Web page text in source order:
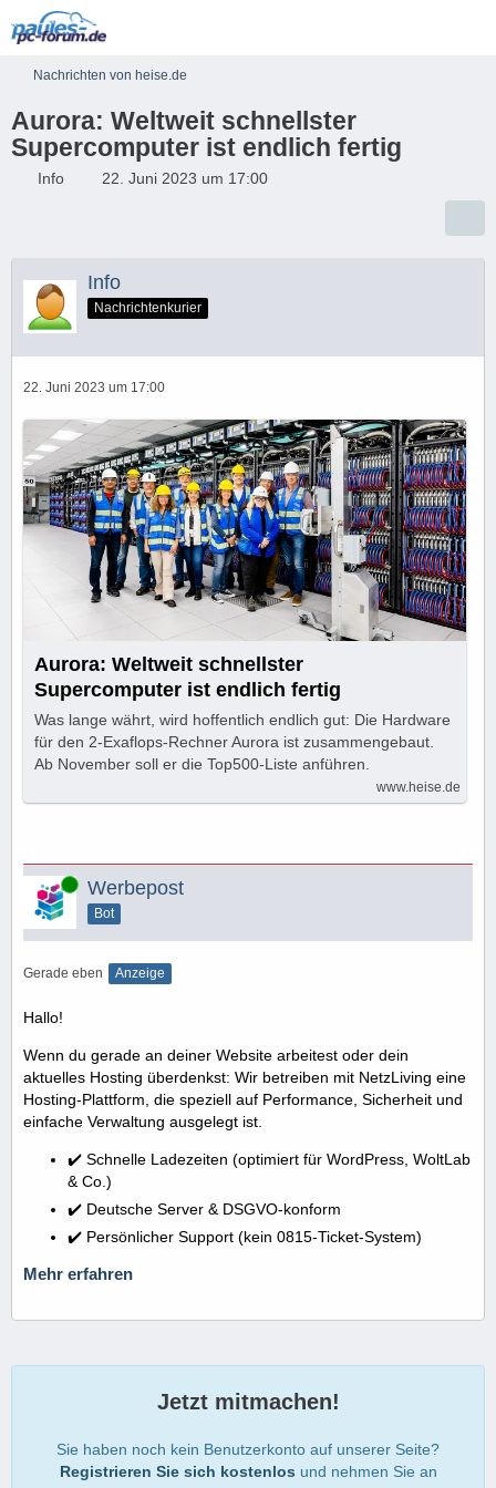
Nachrichten von heise.de
Aurora: Weltweit schnellster
Supercomputer ist endlich fertig
Info 22. Juni 2023 um 17:00
Info
Nachrichtenkurier
22. Juni 2023 um 17:00
Aurora: Weltweit schnellster
Supercomputer ist endlich fertig
Was lange währt, wird hoffentlich endlich gut: Die Hardware
für den 2-Exaflops-Rechner Aurora ist zusammengebaut.
Ab November soll er die Top500-Liste anführen.
www.heise.de
Online Werbepost
Bot
Gerade eben Anzeige
Hallo!
Wenn du gerade an deiner Website arbeitest oder dein
aktuelles Hosting überdenkst: Wir betreiben mit NetzLiving eine
Hosting-Plattform, die speziell auf Performance, Sicherheit und
einfache Verwaltung ausgelegt ist.
✔️ Schnelle Ladezeiten (optimiert für WordPress, WoltLab
& Co.)
✔️ Deutsche Server & DSGVO-konform
✔️ Persönlicher Support (kein 0815-Ticket-System)
Mehr erfahren
Jetzt mitmachen!
Sie haben noch kein Benutzerkonto auf unserer Seite?
Registrieren Sie sich kostenlos und nehmen Sie an